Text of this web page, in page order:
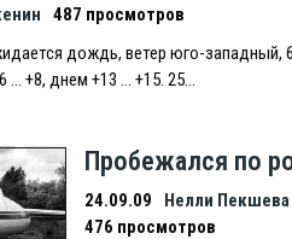
487 просмотров
дождь, ветер юго-западный,
… +8, днем +13 … +15. 25…
Пробежался по
24.09.09
Нелли Пекшева
476 просмотров